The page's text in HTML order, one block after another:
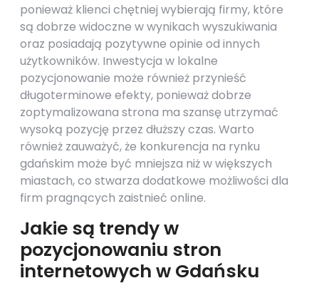
ponieważ klienci chętniej wybierają firmy, które
są dobrze widoczne w wynikach wyszukiwania
oraz posiadają pozytywne opinie od innych
użytkowników. Inwestycja w lokalne
pozycjonowanie może również przynieść
długoterminowe efekty, ponieważ dobrze
zoptymalizowana strona ma szansę utrzymać
wysoką pozycję przez dłuższy czas. Warto
również zauważyć, że konkurencja na rynku
gdańskim może być mniejsza niż w większych
miastach, co stwarza dodatkowe możliwości dla
firm pragnących zaistnieć online.
Jakie są trendy w
pozycjonowaniu stron
internetowych w Gdańsku